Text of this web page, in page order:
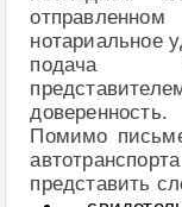
нотариальное
подача
доверенность.
Помимо
представить